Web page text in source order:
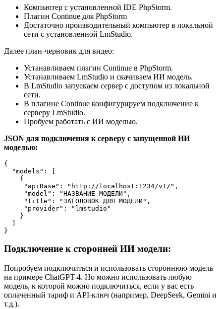
Компьютер с установленной IDE PhpStorm.
Плагин Continue для PhpStorm
Достаточно производительный компьютер в локальной
сети с установленной LmStudio.
Далее план-черновик для видео:
Устанавливаем плагин Continue в PhpStorm.
Устанавливаем LmStudio и скачиваем ИИ модель.
В LmStudio запускаем сервер с доступом из локальной
сети.
В плагине Continue конфигурируем подключение к
серверу LmStudio.
Пробуем работать с ИИ моделью.
JSON для подключения к серверу с запущенной ИИ
моделью:
{
  "models": [
    {
     "apiBase": "http://localhost:1234/v1/",
     "model": "НАЗВАНИЕ МОДЕЛИ",
     "title": "ЗАГОЛОВОК ДЛЯ МОДЕЛИ",
     "provider": "lmstudio"
    }
  ]
}
Подключение к сторонней ИИ модели:
Попробуем подключиться и использовать стороннюю модель
на примере ChatGPT-4. Но можно использовать любую
модель, к которой можно подключиться, если у вас есть
оплаченный тариф и API-ключ (например, DeepSeek, Gemini и
т.д.).